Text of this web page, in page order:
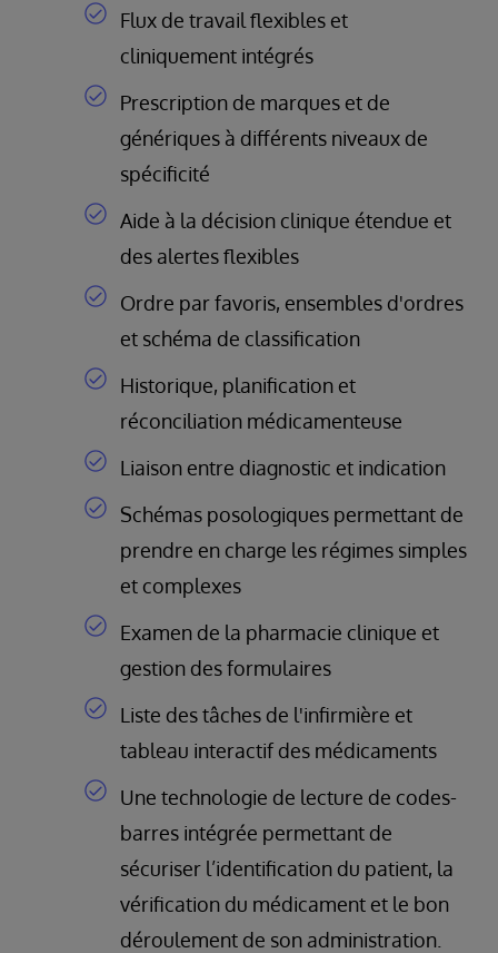
Flux de travail flexibles et
cliniquement intégrés
Prescription de marques et de
génériques à différents niveaux de
spécificité
Aide à la décision clinique étendue et
des alertes flexibles
Ordre par favoris, ensembles d'ordres
et schéma de classification
Historique, planification et
réconciliation médicamenteuse
Liaison entre diagnostic et indication
Schémas posologiques permettant de
prendre en charge les régimes simples
et complexes
Examen de la pharmacie clinique et
gestion des formulaires
Liste des tâches de l'infirmière et
tableau interactif des médicaments
Une technologie de lecture de codes-
barres intégrée permettant de
sécuriser l’identification du patient, la
vérification du médicament et le bon
déroulement de son administration.